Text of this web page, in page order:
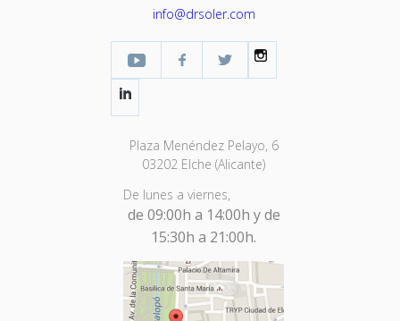
info@drsoler.com
YouTubeFacebook Profesional
Twitter
Plaza Menéndez Pelayo, 6
03202 Elche (Alicante)
De lunes a viernes,
de 09:00h a 14:00h y de
15:30h a 21:00h.